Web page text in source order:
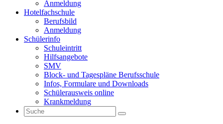
Anmeldung
Hotelfachschule
Berufsbild
Anmeldung
Schülerinfo
Schuleintritt
Hilfsangebote
SMV
Block- und Tagespläne Berufsschule
Infos, Formulare und Downloads
Schülerausweis online
Krankmeldung